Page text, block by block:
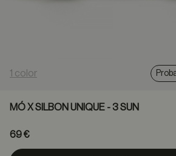
1 color
MÓ X SILBON UNIQUE - 3 SUN
69 €